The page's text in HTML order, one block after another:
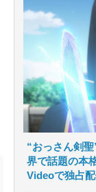
“おっさん剣
界で話題の本
Videoで独占